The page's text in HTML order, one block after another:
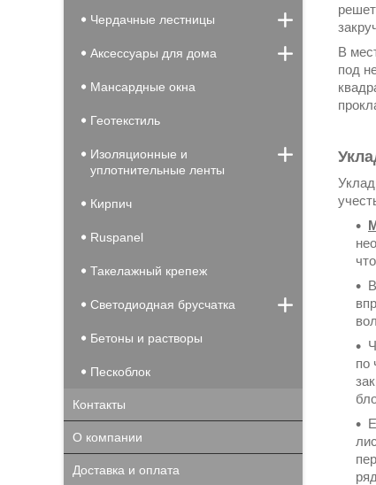
В
под
по
Чердачные лестницы
Аксессуары для дома
Мансардные окна
Геотекстиль
Изоляционные и
уплотнительные ленты
Кирпич
Ruspanel
Такелажный крепеж
Светодиодная брусчатка
Бетоны и растворы
Пескоблок
Контакты
О компании
Доставка и оплата